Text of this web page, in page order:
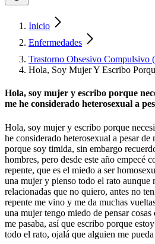
Inicio
Enfermedades
Trastorno Obsesivo Compulsivo
Hola, Soy Mujer Y Escribo
Hola, soy mujer y escribo porque
me he considerado heterosexual a
Hola, soy mujer y escribo porque
he considerado heterosexual a pesar de
porque soy timida, sin embargo
hombres, pero desde este año empecé
repente, que es el miedo a ser
una mujer y pienso todo el rato aunque
relacionadas que no quiero, antes no
repente me vino y me da muchas
una mujer tengo miedo de pensar
me pasaba, así que escribo porque
todo el rato, ojalá que alguien me